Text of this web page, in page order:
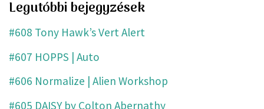
Legutóbbi bejegyzések
#608 Tony Hawk’s Vert Alert
#607 HOPPS | Auto
#606 Normalize | Alien Workshop
#605 DAISY by Colton Abernathy